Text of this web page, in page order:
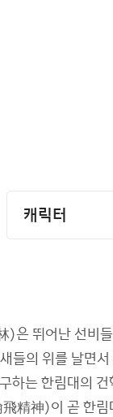
캐릭터
은 뛰어난 선비
들의 위를 날면
하는 한림대의
精神)이 곧 한림